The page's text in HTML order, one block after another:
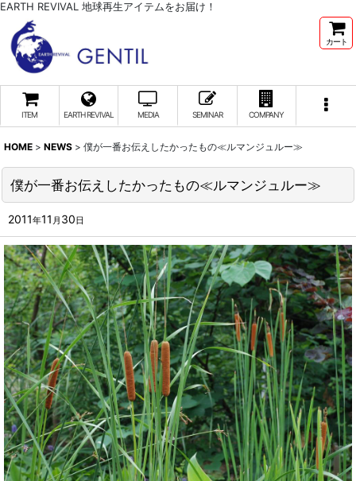
EARTH REVIVAL 地球再生アイテムをお届け！
カート
ITEM EARTH REVIVAL MEDIA SEMINAR COMPANY
HOME > NEWS > 僕が一番お伝えしたかったもの≪ルマンジュルー≫
僕が一番お伝えしたかったもの≪ルマンジュルー≫
2011年11 月 30 日